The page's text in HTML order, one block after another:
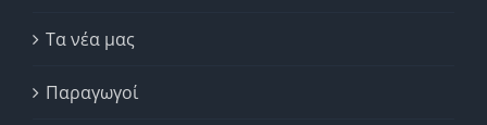
Τα νέα μας
Παραγωγοί